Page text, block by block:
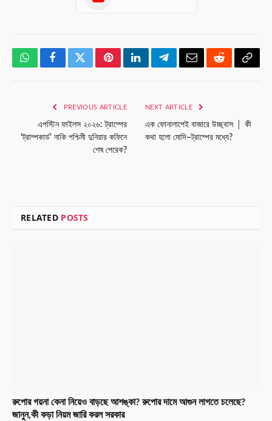
WhatsAppFacebookTwitterPinterestLinkedInTelegramEmailRedditCopy
PREVIOUS ARTICLE
এপস্টিন ফাইলস ২০২৬: ট্রাম্পের
‘ট্রাম্পকার্ড’ নাকি পশ্চিমী দুনিয়ার কফিনে
শেষ পেরেক?
NEXT ARTICLE
এক ফোনালাপেই বাজারে উচ্ছ্বাস │ কী
কথা হলো মোদি–ট্রাম্পের মধ্যে?
RELATED POSTS
রুপোর গয়না কেনা নিয়েও বাড়ছে আশঙ্কা? রুপোর দামে আগুন লাগতে চলেছে?
জানুন,কী কড়া নিয়ম জারি করল সরকার